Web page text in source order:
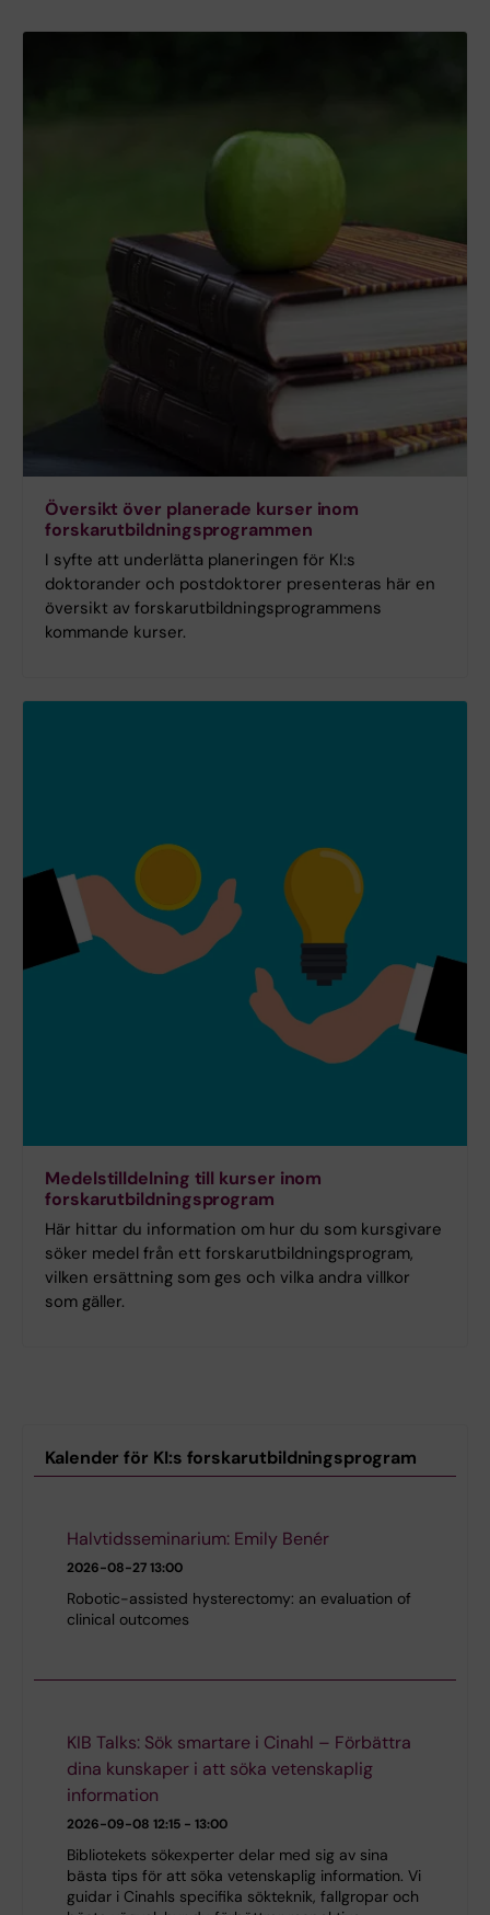
Översikt över planerade kurser inom
forskarutbildningsprogrammen
I syfte att underlätta planeringen för KI:s
doktorander och postdoktorer presenteras här en
översikt av forskarutbildningsprogrammens
kommande kurser.
Medelstilldelning till kurser inom
forskarutbildningsprogram
Här hittar du information om hur du som kursgivare
söker medel från ett forskarutbildningsprogram,
vilken ersättning som ges och vilka andra villkor
som gäller.
Kalender för KI:s forskarutbildningsprogram
Halvtidsseminarium: Emily Benér
2026-08-2713:00
Robotic-assisted hysterectomy: an evaluation of
clinical outcomes
KIB Talks: Sök smartare i Cinahl – Förbättra
dina kunskaper i att söka vetenskaplig
information
2026-09-08 12:15 - 13:00
Bibliotekets sökexperter delar med sig av sina
bästa tips för att söka vetenskaplig information. Vi
guidar i Cinahls specifika sökteknik, fallgropar och